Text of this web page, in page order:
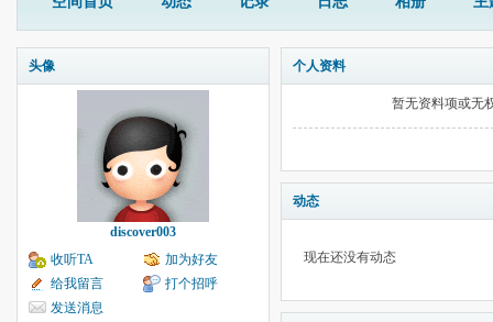
头像
discover003
收听TA
加为好友
给我留言
打个招呼
发送消息
个人资料
暂无资料项或无
动态
现在还没有动态